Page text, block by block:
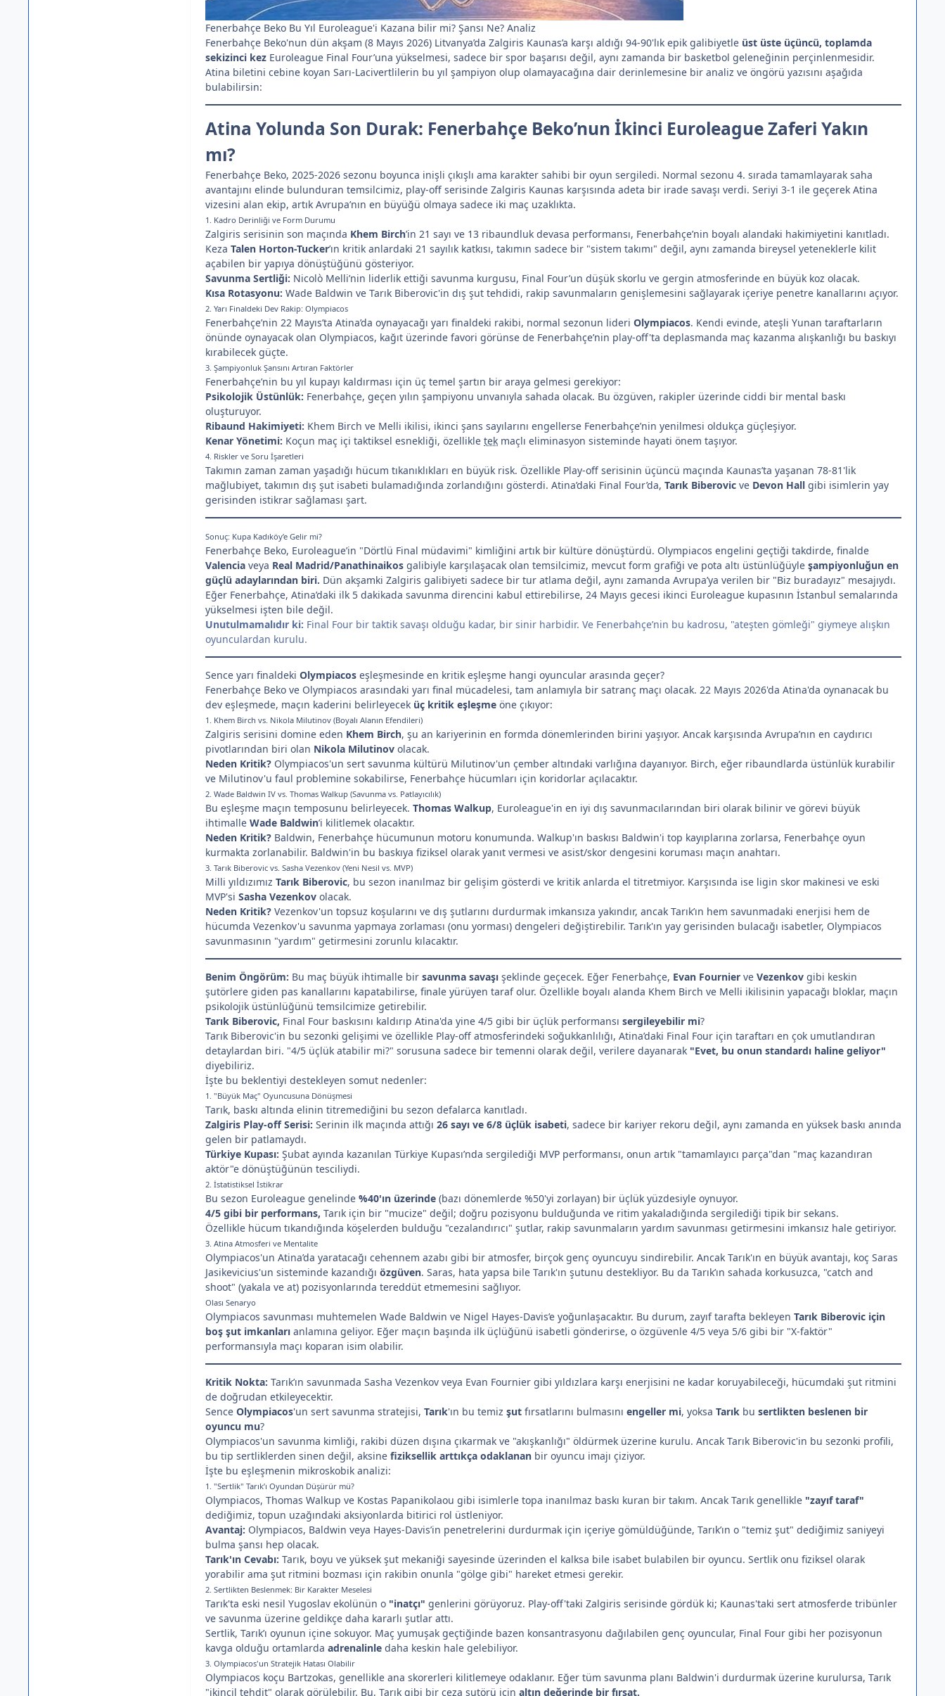
Fenerbahçe Beko Bu Yıl Euroleague'i Kazana bilir mi? Şansı Ne? Analiz
Fenerbahçe Beko'nun dün akşam (8 Mayıs 2026) Litvanya’da Zalgiris Kaunas’a karşı aldığı 94-90'lık epik galibiyetle üst üste üçüncü, toplamda
sekizinci kez Euroleague Final Four’una yükselmesi, sadece bir spor başarısı değil, aynı zamanda bir basketbol geleneğinin perçinlenmesidir.
Atina biletini cebine koyan Sarı-Lacivertlilerin bu yıl şampiyon olup olamayacağına dair derinlemesine bir analiz ve öngörü yazısını aşağıda
bulabilirsin:
Atina Yolunda Son Durak: Fenerbahçe Beko’nun İkinci Euroleague Zaferi Yakın
mı?
Fenerbahçe Beko, 2025-2026 sezonu boyunca inişli çıkışlı ama karakter sahibi bir oyun sergiledi. Normal sezonu 4. sırada tamamlayarak saha
avantajını elinde bulunduran temsilcimiz, play-off serisinde Zalgiris Kaunas karşısında adeta bir irade savaşı verdi. Seriyi 3-1 ile geçerek Atina
vizesini alan ekip, artık Avrupa’nın en büyüğü olmaya sadece iki maç uzaklıkta.
1. Kadro Derinliği ve Form Durumu
Zalgiris serisinin son maçında Khem Birch’in 21 sayı ve 13 ribaundluk devasa performansı, Fenerbahçe’nin boyalı alandaki hakimiyetini kanıtladı.
Keza Talen Horton-Tucker’ın kritik anlardaki 21 sayılık katkısı, takımın sadece bir "sistem takımı" değil, aynı zamanda bireysel yeteneklerle kilit
açabilen bir yapıya dönüştüğünü gösteriyor.
Savunma Sertliği: Nicolò Melli’nin liderlik ettiği savunma kurgusu, Final Four’un düşük skorlu ve gergin atmosferinde en büyük koz olacak.
Kısa Rotasyonu: Wade Baldwin ve Tarık Biberovic'in dış şut tehdidi, rakip savunmaların genişlemesini sağlayarak içeriye penetre kanallarını açıyor.
2. Yarı Finaldeki Dev Rakip: Olympiacos
Fenerbahçe’nin 22 Mayıs’ta Atina’da oynayacağı yarı finaldeki rakibi, normal sezonun lideri Olympiacos. Kendi evinde, ateşli Yunan taraftarların
önünde oynayacak olan Olympiacos, kağıt üzerinde favori görünse de Fenerbahçe’nin play-off'ta deplasmanda maç kazanma alışkanlığı bu baskıyı
kırabilecek güçte.
3. Şampiyonluk Şansını Artıran Faktörler
Fenerbahçe’nin bu yıl kupayı kaldırması için üç temel şartın bir araya gelmesi gerekiyor:
Psikolojik Üstünlük: Fenerbahçe, geçen yılın şampiyonu unvanıyla sahada olacak. Bu özgüven, rakipler üzerinde ciddi bir mental baskı
oluşturuyor.
Ribaund Hakimiyeti: Khem Birch ve Melli ikilisi, ikinci şans sayılarını engellerse Fenerbahçe’nin yenilmesi oldukça güçleşiyor.
Kenar Yönetimi: Koçun maç içi taktiksel esnekliği, özellikle tek maçlı eliminasyon sisteminde hayati önem taşıyor.
4. Riskler ve Soru İşaretleri
Takımın zaman zaman yaşadığı hücum tıkanıklıkları en büyük risk. Özellikle Play-off serisinin üçüncü maçında Kaunas’ta yaşanan 78-81'lik
mağlubiyet, takımın dış şut isabeti bulamadığında zorlandığını gösterdi. Atina’daki Final Four’da, Tarık Biberovic ve Devon Hall gibi isimlerin yay
gerisinden istikrar sağlaması şart.
Sonuç: Kupa Kadıköy’e Gelir mi?
Fenerbahçe Beko, Euroleague’in "Dörtlü Final müdavimi" kimliğini artık bir kültüre dönüştürdü. Olympiacos engelini geçtiği takdirde, finalde
Valencia veya Real Madrid/Panathinaikos galibiyle karşılaşacak olan temsilcimiz, mevcut form grafiği ve pota altı üstünlüğüyle şampiyonluğun en
güçlü adaylarından biri. Dün akşamki Zalgiris galibiyeti sadece bir tur atlama değil, aynı zamanda Avrupa’ya verilen bir "Biz buradayız" mesajıydı.
Eğer Fenerbahçe, Atina’daki ilk 5 dakikada savunma direncini kabul ettirebilirse, 24 Mayıs gecesi ikinci Euroleague kupasının İstanbul semalarında
yükselmesi işten bile değil.
Unutulmamalıdır ki: Final Four bir taktik savaşı olduğu kadar, bir sinir harbidir. Ve Fenerbahçe’nin bu kadrosu, "ateşten gömleği" giymeye alışkın
oyunculardan kurulu.
Sence yarı finaldeki Olympiacos eşleşmesinde en kritik eşleşme hangi oyuncular arasında geçer?
Fenerbahçe Beko ve Olympiacos arasındaki yarı final mücadelesi, tam anlamıyla bir satranç maçı olacak. 22 Mayıs 2026'da Atina'da oynanacak bu
dev eşleşmede, maçın kaderini belirleyecek üç kritik eşleşme öne çıkıyor:
1. Khem Birch vs. Nikola Milutinov (Boyalı Alanın Efendileri)
Zalgiris serisini domine eden Khem Birch, şu an kariyerinin en formda dönemlerinden birini yaşıyor. Ancak karşısında Avrupa’nın en caydırıcı
pivotlarından biri olan Nikola Milutinov olacak.
Neden Kritik? Olympiacos'un sert savunma kültürü Milutinov'un çember altındaki varlığına dayanıyor. Birch, eğer ribaundlarda üstünlük kurabilir
ve Milutinov'u faul problemine sokabilirse, Fenerbahçe hücumları için koridorlar açılacaktır.
2. Wade Baldwin IV vs. Thomas Walkup (Savunma vs. Patlayıcılık)
Bu eşleşme maçın temposunu belirleyecek. Thomas Walkup, Euroleague'in en iyi dış savunmacılarından biri olarak bilinir ve görevi büyük
ihtimalle Wade Baldwin’i kilitlemek olacaktır.
Neden Kritik? Baldwin, Fenerbahçe hücumunun motoru konumunda. Walkup'ın baskısı Baldwin'i top kayıplarına zorlarsa, Fenerbahçe oyun
kurmakta zorlanabilir. Baldwin'in bu baskıya fiziksel olarak yanıt vermesi ve asist/skor dengesini koruması maçın anahtarı.
3. Tarık Biberovic vs. Sasha Vezenkov (Yeni Nesil vs. MVP)
Milli yıldızımız Tarık Biberovic, bu sezon inanılmaz bir gelişim gösterdi ve kritik anlarda el titretmiyor. Karşısında ise ligin skor makinesi ve eski
MVP'si Sasha Vezenkov olacak.
Neden Kritik? Vezenkov'un topsuz koşularını ve dış şutlarını durdurmak imkansıza yakındır, ancak Tarık’ın hem savunmadaki enerjisi hem de
hücumda Vezenkov'u savunma yapmaya zorlaması (onu yorması) dengeleri değiştirebilir. Tarık'ın yay gerisinden bulacağı isabetler, Olympiacos
savunmasının "yardım" getirmesini zorunlu kılacaktır.
Benim Öngörüm: Bu maç büyük ihtimalle bir savunma savaşı şeklinde geçecek. Eğer Fenerbahçe, Evan Fournier ve Vezenkov gibi keskin
şutörlere giden pas kanallarını kapatabilirse, finale yürüyen taraf olur. Özellikle boyalı alanda Khem Birch ve Melli ikilisinin yapacağı bloklar, maçın
psikolojik üstünlüğünü temsilcimize getirebilir.
Tarık Biberovic, Final Four baskısını kaldırıp Atina'da yine 4/5 gibi bir üçlük performansı sergileyebilir mi?
Tarık Biberovic'in bu sezonki gelişimi ve özellikle Play-off atmosferindeki soğukkanlılığı, Atina’daki Final Four için taraftarı en çok umutlandıran
detaylardan biri. "4/5 üçlük atabilir mi?" sorusuna sadece bir temenni olarak değil, verilere dayanarak "Evet, bu onun standardı haline geliyor"
diyebiliriz.
İşte bu beklentiyi destekleyen somut nedenler:
1. "Büyük Maç" Oyuncusuna Dönüşmesi
Tarık, baskı altında elinin titremediğini bu sezon defalarca kanıtladı.
Zalgiris Play-off Serisi: Serinin ilk maçında attığı 26 sayı ve 6/8 üçlük isabeti, sadece bir kariyer rekoru değil, aynı zamanda en yüksek baskı anında
gelen bir patlamaydı.
Türkiye Kupası: Şubat ayında kazanılan Türkiye Kupası’nda sergilediği MVP performansı, onun artık "tamamlayıcı parça"dan "maç kazandıran
aktör"e dönüştüğünün tesciliydi.
2. İstatistiksel İstikrar
Bu sezon Euroleague genelinde %40'ın üzerinde (bazı dönemlerde %50'yi zorlayan) bir üçlük yüzdesiyle oynuyor.
4/5 gibi bir performans, Tarık için bir "mucize" değil; doğru pozisyonu bulduğunda ve ritim yakaladığında sergilediği tipik bir sekans.
Özellikle hücum tıkandığında köşelerden bulduğu "cezalandırıcı" şutlar, rakip savunmaların yardım savunması getirmesini imkansız hale getiriyor.
3. Atina Atmosferi ve Mentalite
Olympiacos'un Atina’da yaratacağı cehennem azabı gibi bir atmosfer, birçok genç oyuncuyu sindirebilir. Ancak Tarık'ın en büyük avantajı, koç Saras
Jasikevicius'un sisteminde kazandığı özgüven. Saras, hata yapsa bile Tarık'ın şutunu destekliyor. Bu da Tarık’ın sahada korkusuzca, "catch and
shoot" (yakala ve at) pozisyonlarında tereddüt etmemesini sağlıyor.
Olası Senaryo
Olympiacos savunması muhtemelen Wade Baldwin ve Nigel Hayes-Davis’e yoğunlaşacaktır. Bu durum, zayıf tarafta bekleyen Tarık Biberovic için
boş şut imkanları anlamına geliyor. Eğer maçın başında ilk üçlüğünü isabetli gönderirse, o özgüvenle 4/5 veya 5/6 gibi bir "X-faktör"
performansıyla maçı koparan isim olabilir.
Kritik Nokta: Tarık’ın savunmada Sasha Vezenkov veya Evan Fournier gibi yıldızlara karşı enerjisini ne kadar koruyabileceği, hücumdaki şut ritmini
de doğrudan etkileyecektir.
Sence Olympiacos'un sert savunma stratejisi, Tarık'ın bu temiz şut fırsatlarını bulmasını engeller mi, yoksa Tarık bu sertlikten beslenen bir
oyuncu mu?
Olympiacos'un savunma kimliği, rakibi düzen dışına çıkarmak ve "akışkanlığı" öldürmek üzerine kurulu. Ancak Tarık Biberovic'in bu sezonki profili,
bu tip sertliklerden sinen değil, aksine fiziksellik arttıkça odaklanan bir oyuncu imajı çiziyor.
İşte bu eşleşmenin mikroskobik analizi:
1. "Sertlik" Tarık’ı Oyundan Düşürür mü?
Olympiacos, Thomas Walkup ve Kostas Papanikolaou gibi isimlerle topa inanılmaz baskı kuran bir takım. Ancak Tarık genellikle "zayıf taraf"
dediğimiz, topun uzağındaki aksiyonlarda bitirici rol üstleniyor.
Avantaj: Olympiacos, Baldwin veya Hayes-Davis’in penetrelerini durdurmak için içeriye gömüldüğünde, Tarık’ın o "temiz şut" dediğimiz saniyeyi
bulma şansı hep olacak.
Tarık'ın Cevabı: Tarık, boyu ve yüksek şut mekaniği sayesinde üzerinden el kalksa bile isabet bulabilen bir oyuncu. Sertlik onu fiziksel olarak
yorabilir ama şut ritmini bozması için rakibin onunla "gölge gibi" hareket etmesi gerekir.
2. Sertlikten Beslenmek: Bir Karakter Meselesi
Tarık'ta eski nesil Yugoslav ekolünün o "inatçı" genlerini görüyoruz. Play-off'taki Zalgiris serisinde gördük ki; Kaunas'taki sert atmosferde tribünler
ve savunma üzerine geldikçe daha kararlı şutlar attı.
Sertlik, Tarık’ı oyunun içine sokuyor. Maç yumuşak geçtiğinde bazen konsantrasyonu dağılabilen genç oyuncular, Final Four gibi her pozisyonun
kavga olduğu ortamlarda adrenalinle daha keskin hale gelebiliyor.
3. Olympiacos'un Stratejik Hatası Olabilir
Olympiacos koçu Bartzokas, genellikle ana skorerleri kilitlemeye odaklanır. Eğer tüm savunma planı Baldwin'i durdurmak üzerine kurulursa, Tarık
"ikincil tehdit" olarak görülebilir. Bu, Tarık gibi bir ceza şutörü için altın değerinde bir fırsat.